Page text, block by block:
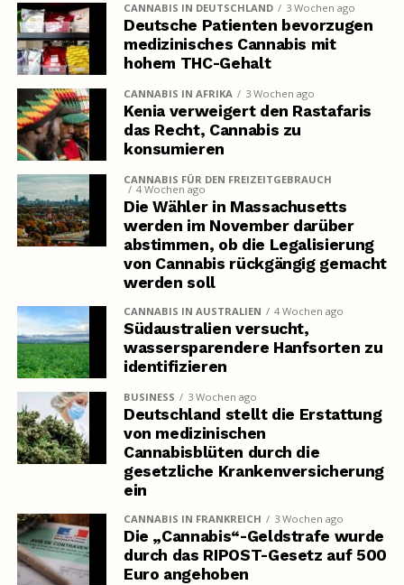
CANNABIS IN DEUTSCHLAND 3 Wochen ago
Deutsche Patienten bevorzugen
medizinisches Cannabis mit
hohem THC-Gehalt
CANNABIS IN AFRIKA 3 Wochen ago
Kenia verweigert den Rastafaris
das Recht, Cannabis zu
konsumieren
CANNABIS FÜR DEN FREIZEITGEBRAUCH
4 Wochen ago
Die Wähler in Massachusetts
werden im November darüber
abstimmen, ob die Legalisierung
von Cannabis rückgängig gemacht
werden soll
CANNABIS IN AUSTRALIEN 4 Wochen ago
Südaustralien versucht,
wassersparendere Hanfsorten zu
identifizieren
BUSINESS 3 Wochen ago
Deutschland stellt die Erstattung
von medizinischen
Cannabisblüten durch die
gesetzliche Krankenversicherung
ein
CANNABIS IN FRANKREICH 3 Wochen ago
Die „Cannabis“-Geldstrafe wurde
durch das RIPOST-Gesetz auf 500
Euro angehoben